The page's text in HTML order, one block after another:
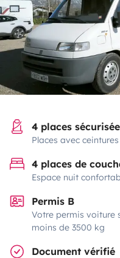
4 places
Places avec
4 places de
Espace nuit
Permis B
Votre permis voiture
moins de 3500 kg
Document vérifié